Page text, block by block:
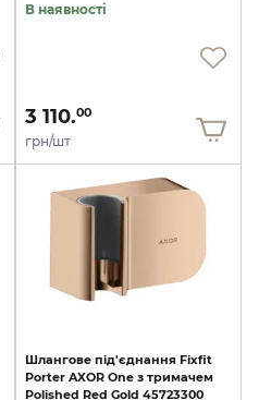
В наявності
3 110.00
грн/шт
Шлангове під'єднання Fixfit
Porter AXOR One з тримачем
Polished Red Gold 45723300